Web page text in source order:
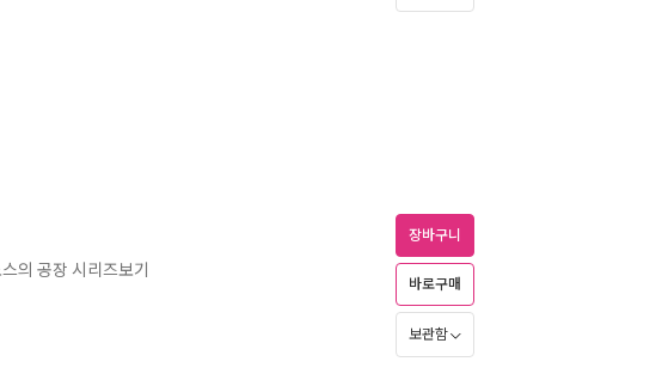
스의 공장 시리즈보기
장바구니
바로구매
보관함